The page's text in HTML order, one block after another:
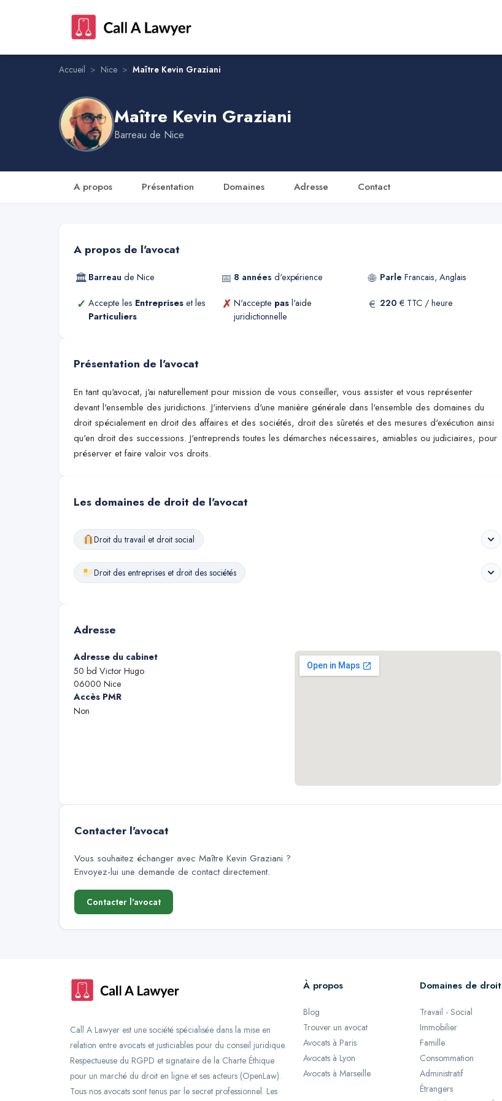
Maître Kevin Graziani
Accueil > Nice > Maître Kevin Graziani
Maître Kevin Graziani
Barreau de Nice
A propos Présentation Domaines Adresse Contact
A propos de l'avocat
🏛 Barreau de Nice 📅 8 années d'expérience 🌐 Parle Francais, Anglais
✓ Accepte les Entreprises et les
Particuliers
✗ N'accepte pas l'aide
juridictionnelle
€ 220 € TTC / heure
Présentation de l'avocat
En tant qu'avocat, j'ai naturellement pour mission de vous conseiller, vous assister et vous représenter
devant l'ensemble des juridictions. J'interviens d'une manière générale dans l'ensemble des domaines du
droit spécialement en droit des affaires et des sociétés, droit des sûretés et des mesures d'exécution ainsi
qu'en droit des successions. J'entreprends toutes les démarches nécessaires, amiables ou judiciaires, pour
préserver et faire valoir vos droits.
Les domaines de droit de l'avocat
Droit du travail et droit social
Droit des entreprises et droit des sociétés
Adresse
Adresse du cabinet
50 bd Victor Hugo
06000 Nice
Accès PMR
Non
Contacter l'avocat
Vous souhaitez échanger avec Maître Kevin Graziani ?
Envoyez-lui une demande de contact directement.
Contacter l'avocat
Call A Lawyer est une société spécialisée dans la mise en
relation entre avocats et justiciables pour du conseil juridique.
Respectueuse du RGPD et signataire de la Charte Éthique
pour un marché du droit en ligne et ses acteurs (OpenLaw).
Tous nos avocats sont tenus par le secret professionnel. Les
À propos
Blog
Trouver un avocat
Avocats à Paris
Avocats à Lyon
Avocats à Marseille
Domaines de droit
Travail - Social
Immobilier
Famille
Consommation
Administratif
Étrangers